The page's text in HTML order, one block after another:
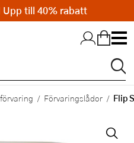
Förvaringslådor Flip
Upp till 40% rabatt